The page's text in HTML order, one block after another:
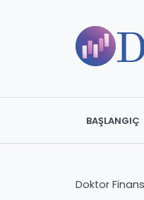
BAŞLANGIÇ
Doktor Finans